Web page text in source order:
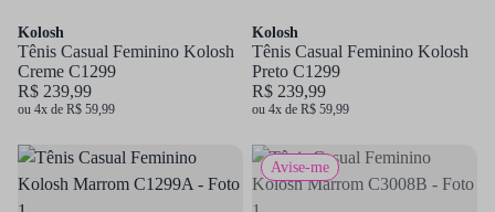
Kolosh
Tênis Casual Feminino Kolosh
Creme C1299
R$ 239,99
ou 4x de R$ 59,99
Kolosh
Tênis Casual Feminino Kolosh
Preto C1299
R$ 239,99
ou 4x de R$ 59,99
Avise-me